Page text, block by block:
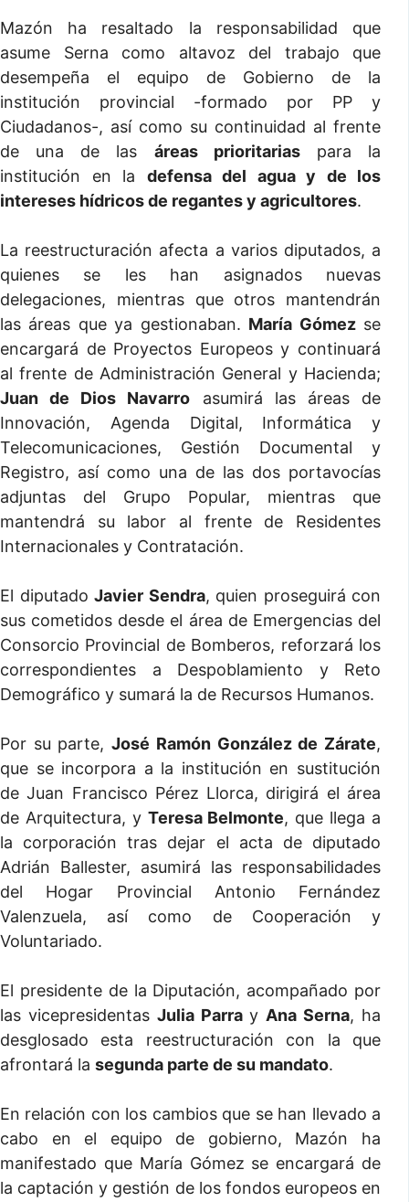
Mazón ha resaltado la responsabilidad que
asume Serna como altavoz del trabajo que
desempeña el equipo de Gobierno de la
institución provincial -formado por PP y
Ciudadanos-, así como su continuidad al frente
de una de las áreas prioritariaspara la
institución en la defensa del agua y de los
intereses hídricos de regantes y agricultores.
La reestructuración afecta a varios diputados, a
quienes se les han asignados nuevas
delegaciones, mientras que otros mantendrán
las áreas que ya gestionaban. María Gómezse
encargará de Proyectos Europeos y continuará
al frente de Administración General y Hacienda;
Juan de Dios Navarro asumirá las áreas de
Innovación, Agenda Digital, Informática y
Telecomunicaciones, Gestión Documental y
Registro, así como una de las dos portavocías
adjuntas del Grupo Popular, mientras que
mantendrá su labor al frente de Residentes
Internacionales y Contratación.
El diputado Javier Sendra, quien proseguirá con
sus cometidos desde el área de Emergencias del
Consorcio Provincial de Bomberos, reforzará los
correspondientes a Despoblamiento y Reto
Demográfico y sumará la de Recursos Humanos.
Por su parte,José Ramón González de Zárate,
que se incorpora a la institución en sustitución
de Juan Francisco Pérez Llorca, dirigirá el área
de Arquitectura, y Teresa Belmonte, que llega a
la corporación tras dejar el acta de diputado
Adrián Ballester, asumirá las responsabilidades
del Hogar Provincial Antonio Fernández
Valenzuela, así como de Cooperación y
Voluntariado.
El presidente de la Diputación, acompañado por
las vicepresidentas Julia Parray Ana Serna, ha
desglosado esta reestructuración con la que
afrontará la segunda parte de su mandato.
En relación con los cambios que se han llevado a
cabo en el equipo de gobierno, Mazón ha
manifestado que María Gómez se encargará de
la captación y gestión de los fondos europeos en